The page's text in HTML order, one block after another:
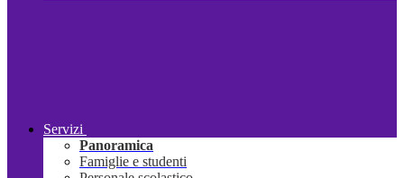
Servizi
Panoramica
Famiglie e studenti